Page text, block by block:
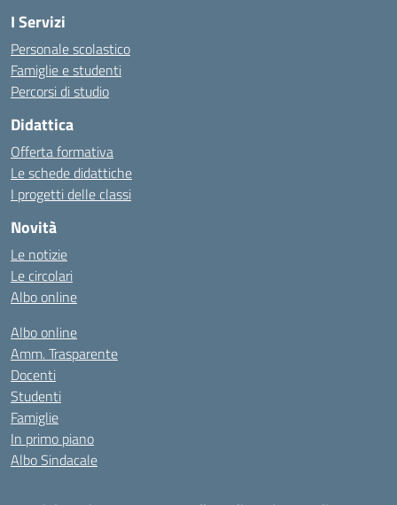
I Servizi
Personale scolastico
Famiglie e studenti
Percorsi di studio
Didattica
Offerta formativa
Le schede didattiche
I progetti delle classi
Novità
Le notizie
Le circolari
Albo online
Albo online
Amm. Trasparente
Docenti
Studenti
Famiglie
In primo piano
Albo Sindacale